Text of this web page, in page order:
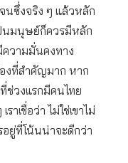
นซึ่งจริง ๆ แล้วหลัก
ป็นมนุษย์ก็ควรมีหลัก
ความมั่นคงทาง
องที่สำคัญมาก หาก
ช่วงแรกมีคนไทย
เชื่อว่า ไม่ใช่เขาไม่
อยู่ที่โน้นน่าจะดีกว่า